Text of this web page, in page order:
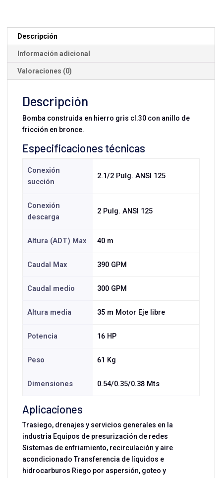
Descripción
Información adicional
Valoraciones (0)
Descripción
Bomba construida en hierro gris cl.30 con anillo de
fricción en bronce.
Especificaciones técnicas
Conexión
succión
2.1/2 Pulg. ANSI 125
Conexión
descarga
2 Pulg. ANSI 125
Altura (ADT) Max 40 m
Caudal Max 390 GPM
Caudal medio 300 GPM
Altura media 35 m Motor Eje libre
Potencia 16 HP
Peso 61 Kg
Dimensiones 0.54/0.35/0.38 Mts
Aplicaciones
Trasiego, drenajes y servicios generales en la
industria Equipos de presurización de redes
Sistemas de enfriamiento, recirculación y aire
acondicionado Transferencia de líquidos e
hidrocarburos Riego por aspersión, goteo y